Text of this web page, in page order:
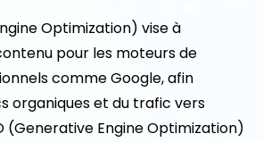
Optimization) vise à
pour les moteurs de
comme Google, afin
organiques et du trafic vers
(Generative Engine Optimization)